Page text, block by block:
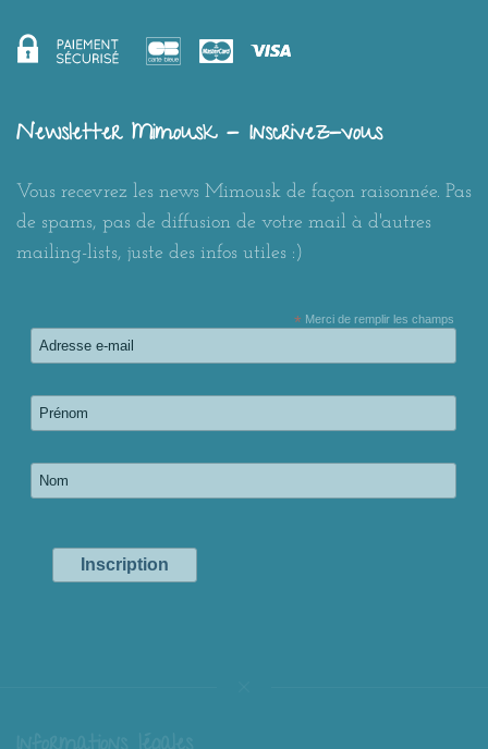
Newsletter Mimousk - Inscrivez-vous
Vous recevrez les news Mimousk de façon raisonnée. Pas
de spams, pas de diffusion de votre mail à d'autres
mailing-lists, juste des infos utiles :)
* Merci de remplir les champs